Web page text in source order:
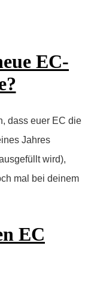
EC-
dass euer EC die
Jahres
wird),
mal bei deinem
EC